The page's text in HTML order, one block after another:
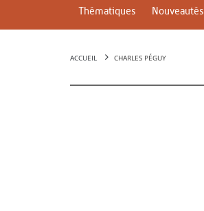
Thématiques Nouveautés
ACCUEIL CHARLES PÉGUY